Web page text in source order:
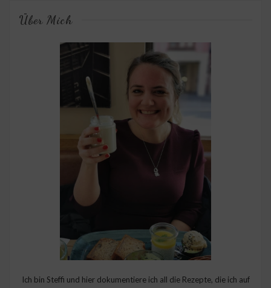
Über Mich
Ich bin Steffi und hier dokumentiere ich all die Rezepte, die ich auf